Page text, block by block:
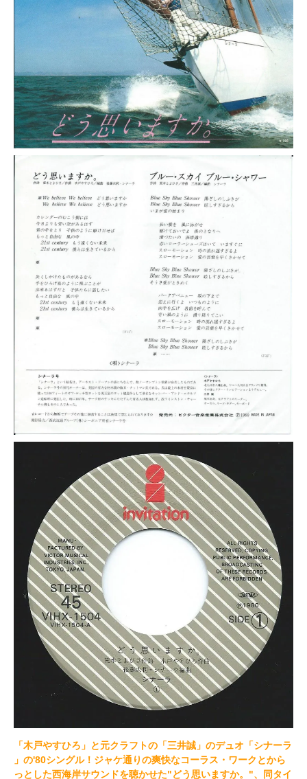
「木戸やすひろ」と元クラフトの「三井誠」のデュオ「シナーラ
」の'80シングル！ジャケ通りの爽快なコーラス・ワークとから
っとした西海岸サウンドを聴かせた"どう思いますか。"、同タイ